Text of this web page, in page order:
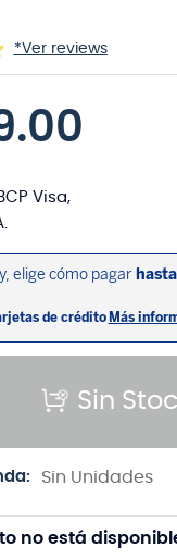
*Ver reviews
.00
Visa,
Sin
Sin Unidades
no está